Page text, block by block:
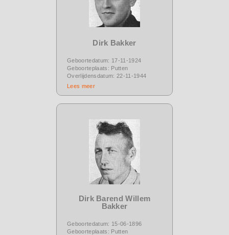
Dirk Bakker
Geboortedatum: 17-11-1924
Geboorteplaats: Putten
Overlijdensdatum: 22-11-1944
Lees meer
Dirk Barend Willem
Bakker
Geboortedatum: 15-06-1896
Geboorteplaats: Putten